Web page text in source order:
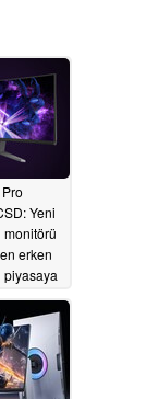
Yeni
monitörü
erken
piyasaya
14/2026